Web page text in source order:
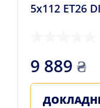
5x112 ET26
9 889 ₴